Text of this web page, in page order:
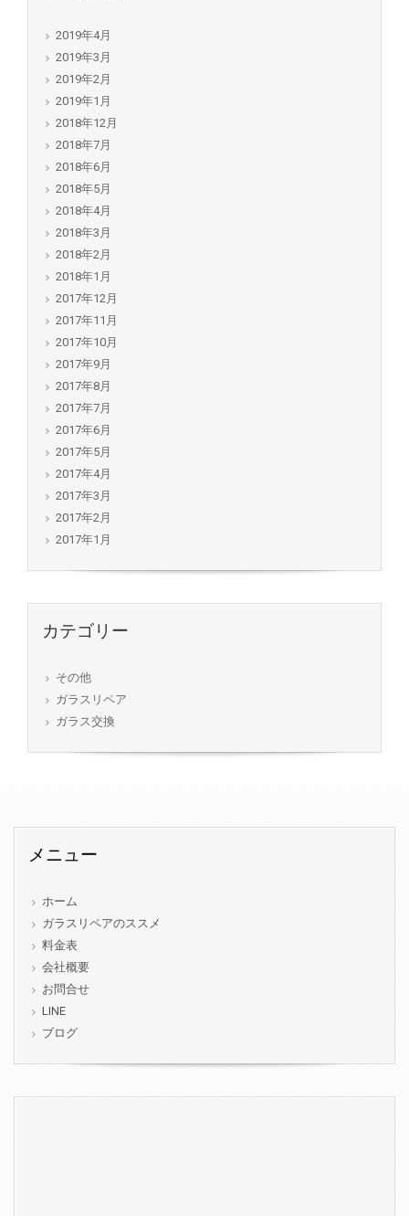
2019年4月
2019年3月
2019年2月
2019年1月
2018年12月
2018年7月
2018年6月
2018年5月
2018年4月
2018年3月
2018年2月
2018年1月
2017年12月
2017年11月
2017年10月
2017年9月
2017年8月
2017年7月
2017年6月
2017年5月
2017年4月
2017年3月
2017年2月
2017年1月
カテゴリー
その他
ガラスリペア
ガラス交換
メニュー
ホーム
ガラスリペアのススメ
料金表
会社概要
お問合せ
LINE
ブログ